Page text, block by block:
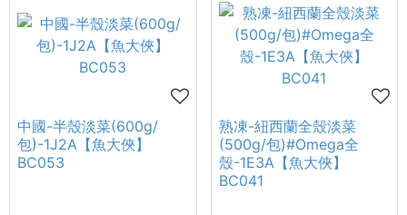
中國-半殼淡菜(600g/
包)-1J2A【魚大俠】
BC053
熟凍-紐西蘭全殼淡菜
(500g/包)#Omega全
殼-1E3A【魚大俠】
BC041